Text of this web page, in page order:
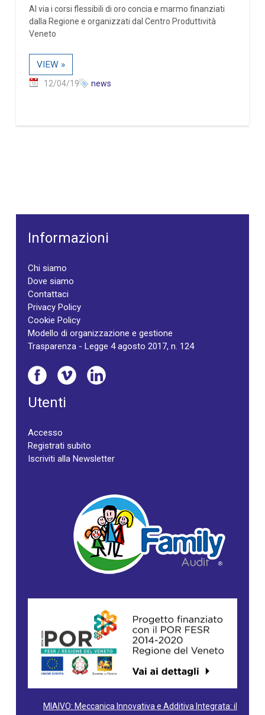
Al via i corsi flessibili di oro concia e marmo finanziati
dalla Regione e organizzati dal Centro Produttività
Veneto
VIEW »
12/04/19 news
Informazioni
Chi siamo
Dove siamo
Contattaci
Privacy Policy
Cookie Policy
Modello di organizzazione e gestione
Trasparenza - Legge 4 agosto 2017, n. 124
Utenti
Accesso
Registrati subito
Iscriviti alla Newsletter
MIAIVO: Meccanica Innovativa e Additiva Integrata: il